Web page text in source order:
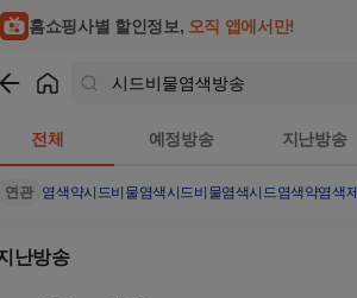
홈쇼핑사별 할인정보, 오직 앱에서만!
전체 예정방송 지난방송
연관 염색약시드비물염색 시드비물염색시드염색약염색제
난방송